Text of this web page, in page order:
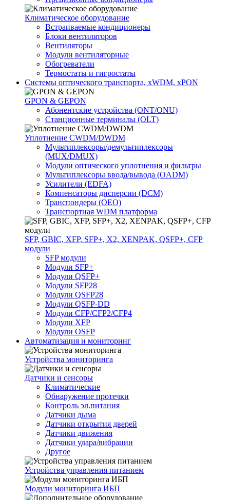
Климатичeское оборудование
Встраиваемые кондиционеры
Блоки вентиляторов
Вентиляторы
Модули вентиляторные
Обогреватели
Термостаты и гигростаты
Системы оптического транспорта, xWDM, xPON
GPON & GEPON
Абонентские устройства (ONT/ONU)
Станционные терминалы (OLT)
Уплотнение CWDM/DWDM
Мультиплексоры/демультиплексоры
(MUX/DMUX)
Модули оптического уплотнения и фильтры
Мультиплексоры ввода/вывода (OADM)
Усилители (EDFA)
Компенсаторы дисперсии (DCM)
Транспондеры (OEO)
Транспортная WDM платформа
SFP, GBIC, XFP, SFP+, X2, XENPAK, QSFP+, CFP
модули
SFP модули
Модули SFP+
Модули QSFP+
Модули SFP28
Модули QSFP28
Модули QSFP-DD
Модули CFP/CFP2/CFP4
Модули XFP
Модули OSFP
Автоматизация и мониторинг
Устройства мониторинга
Датчики и сенсоры
Климатические
Обнаружение протечки
Контроль эл.питания
Датчики дыма
Датчики открытия дверей
Датчики движения
Датчики удара/вибрации
Другое
Устройства управления питанием
Модули мониторинга ИБП